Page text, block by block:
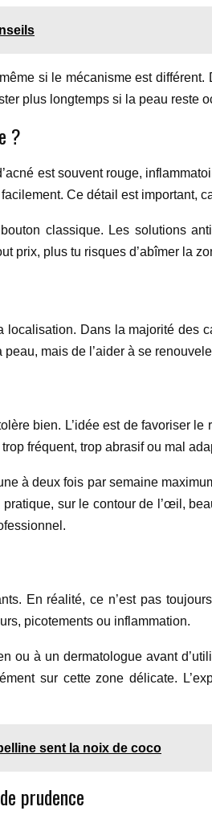
si le mécanisme est
plus longtemps si la peau reste
?
est souvent rouge,
Ce détail est important,
classique. Les solutions
prix, plus tu risques d’abîmer la
Dans la majorité des
mais de l’aider à se
bien. L’idée est de favoriser
fréquent, trop abrasif ou mal
à deux fois par semaine
sur le contour de l’œil,
En réalité, ce n’est pas
picotements ou inflammation.
à un dermatologue avant
sur cette zone délicate.
sent la noix de coco
prudence